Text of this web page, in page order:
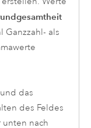
Ganzzahl- als
das
des Feldes
nach